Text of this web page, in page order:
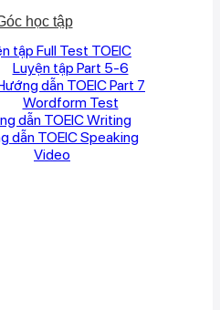
học tập
tập Full Test TOEIC
Luyện tập Part 5-6
dẫn TOEIC Part 7
Wordform Test
dẫn TOEIC Writing
dẫn TOEIC Speaking
Video